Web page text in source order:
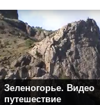
Зеленогорье. Видео
путешествие